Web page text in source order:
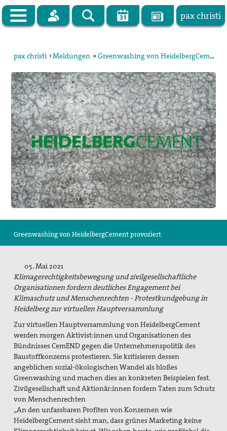
pax christi
Vor Ort
Themen
Kampagnen
Publikationen
Facebook
Kontakt
Suche
pax christi ›Meldungen »Greenwashing von HeidelbergCement provoziert Proteste
Greenwashing von HeidelbergCement provoziert
05. Mai 2021
Klimagerechtigkeitsbewegung und zivilgesellschaftliche
Organisationen fordern deutliches Engagement bei
Klimaschutz und Menschenrechten - Protestkundgebung in
Heidelberg zur virtuellen Hauptversammlung
Zur virtuellen Hauptversammlung von HeidelbergCement
werden morgen Aktivist:innen und Organisationen des
Bündnisses CemEND gegen die Unternehmenspolitik des
Baustoffkonzerns protestieren. Sie kritisieren dessen
angeblichen sozial-ökologischen Wandel als bloßes
Greenwashing und machen dies an konkreten Beispielen fest.
Zivilgesellschaft und Aktionär:innen fordern Taten zum Schutz
von Menschenrechten
„An den unfassbaren Profiten von Konzernen wie
HeidelbergCement sieht man, dass grünes Marketing keine